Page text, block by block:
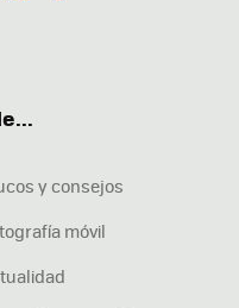
y consejos
móvil